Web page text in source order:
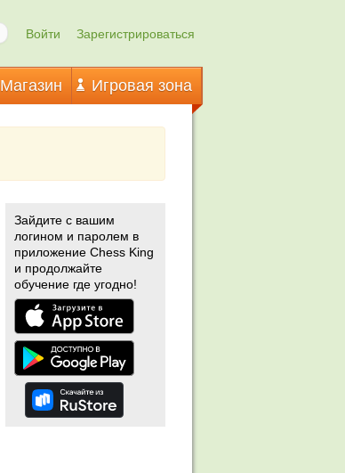
Войти Зарегистрироваться
Магазин Игровая зона
Зайдите с вашим
логином и паролем в
приложение Chess King
и продолжайте
обучение где угодно!